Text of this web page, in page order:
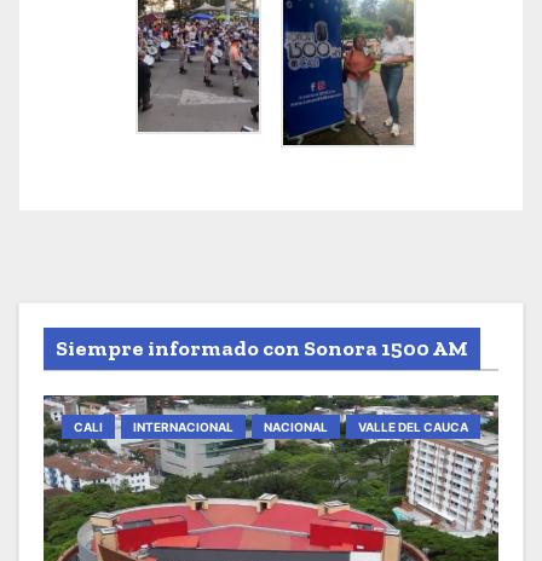
Siempre informado con Sonora 1500 AM
CALI INTERNACIONAL NACIONAL VALLE DEL CAUCA